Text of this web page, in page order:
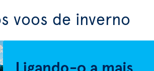
voos de inverno